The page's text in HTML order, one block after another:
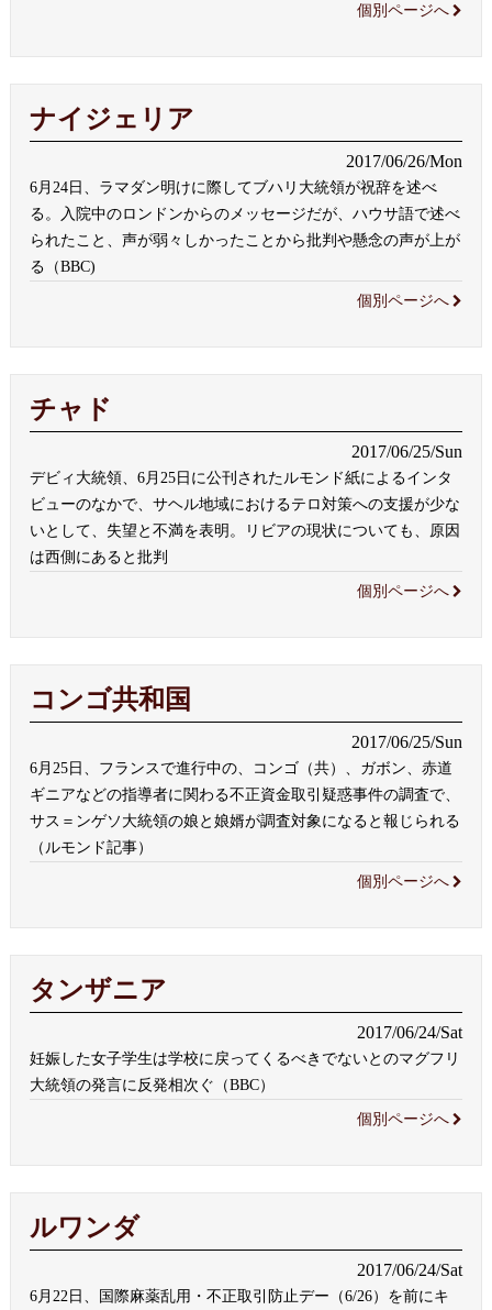
個別ページへ
ナイジェリア
2017/06/26/Mon
6月24日、ラマダン明けに際してブハリ大統領が祝辞を述べ
る。入院中のロンドンからのメッセージだが、ハウサ語で述べ
られたこと、声が弱々しかったことから批判や懸念の声が上が
る（BBC)
個別ページへ
チャド
2017/06/25/Sun
デビィ大統領、6月25日に公刊されたルモンド紙によるインタ
ビューのなかで、サヘル地域におけるテロ対策への支援が少な
いとして、失望と不満を表明。リビアの現状についても、原因
は西側にあると批判
個別ページへ
コンゴ共和国
2017/06/25/Sun
6月25日、フランスで進行中の、コンゴ（共）、ガボン、赤道
ギニアなどの指導者に関わる不正資金取引疑惑事件の調査で、
サス＝ンゲソ大統領の娘と娘婿が調査対象になると報じられる
（ルモンド記事）
個別ページへ
タンザニア
2017/06/24/Sat
妊娠した女子学生は学校に戻ってくるべきでないとのマグフリ
大統領の発言に反発相次ぐ（BBC）
個別ページへ
ルワンダ
2017/06/24/Sat
6月22日、国際麻薬乱用・不正取引防止デー（6/26）を前にキ